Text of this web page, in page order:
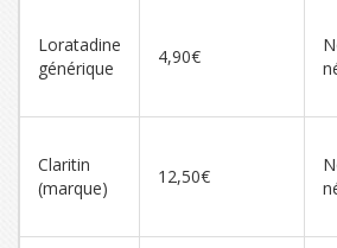
Loratadine
générique
4,90€
Claritin
(marque)
12,50€